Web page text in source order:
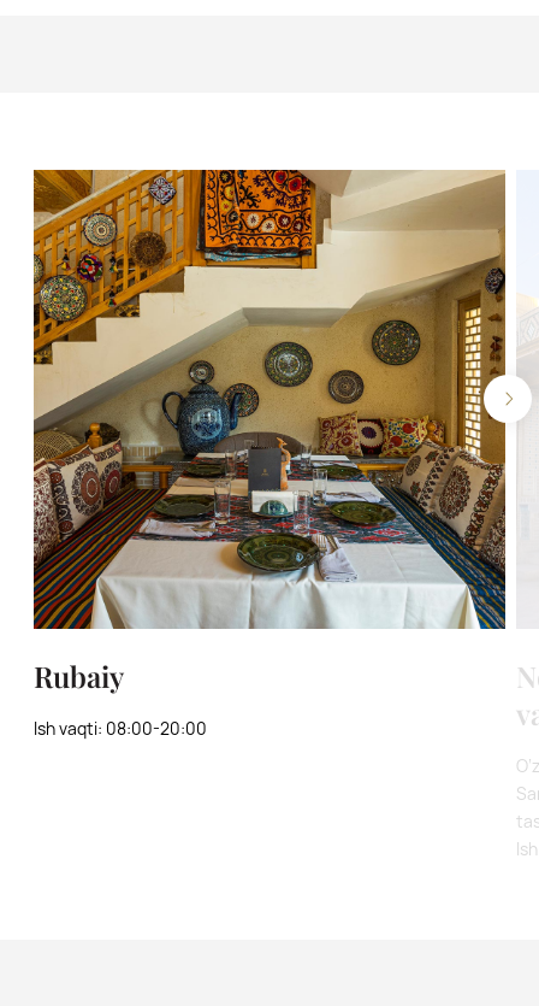
Rubaiy
Ish vaqti: 08:00-20:00